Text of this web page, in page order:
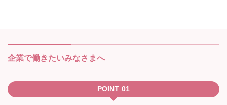
企業で働きたいみなさまへ
POINT